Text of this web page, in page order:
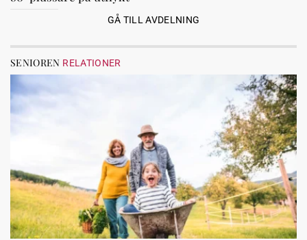
GÅ TILL AVDELNING
SENIOREN RELATIONER